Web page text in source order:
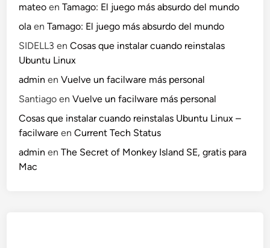
mateo enTamago: El juego más absurdo del mundo
ola enTamago: El juego más absurdo del mundo
SIDELL3 enCosas que instalar cuando reinstalas
Ubuntu Linux
admin enVuelve un facilware más personal
Santiago enVuelve un facilware más personal
Cosas que instalar cuando reinstalas Ubuntu Linux –
facilware enCurrent Tech Status
admin enThe Secret of Monkey Island SE, gratis para
Mac